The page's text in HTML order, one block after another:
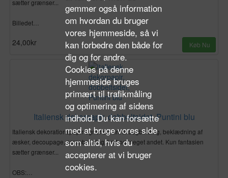
sætter grænser...
Billedet…
24,00kr Køb Nu
Italiensk dekorpapir, dobbeltsidet, Puntini blu
Italiensk dekorationspapir egner sig fint til bogbinding, beklædning af
æsker, decoupage, scrapbooking, kort og meget andet. Kun fantasien
sætter grænser...
OBS:…
gemmer også information
om hvordan du bruger
vores hjemmeside, så vi
kan forbedre den både for
dig og for andre.
Cookies på denne
hjemmeside bruges
primært til trafikmåling
og optimering af sidens
indhold. Du kan forsætte
med at bruge vores side
som altid, hvis du
accepterer at vi bruger
cookies.